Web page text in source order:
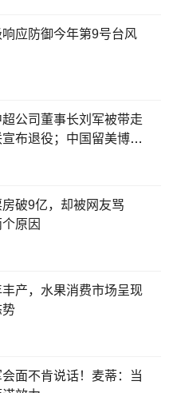
应防御今年第9号台风
公司董事长刘军被带走
布退役；中国留美博士
1死
破9亿，却被网友骂
原因
产，水果消费市场呈现
势
面不肯说话！麦蒂：当